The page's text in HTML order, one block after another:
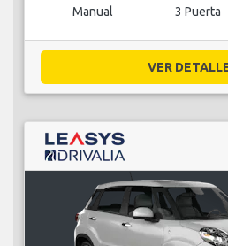
Manual 3 Puerta
VER